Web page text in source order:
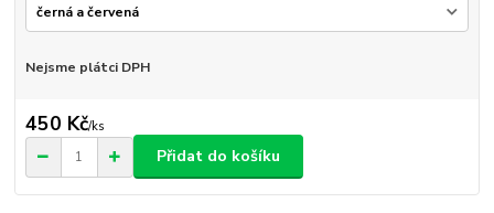
Nejsme plátci DPH
450 Kč/ks
Přidat do košíku